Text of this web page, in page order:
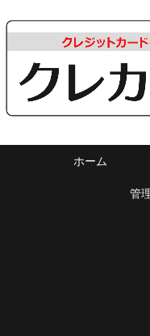
ホーム
管